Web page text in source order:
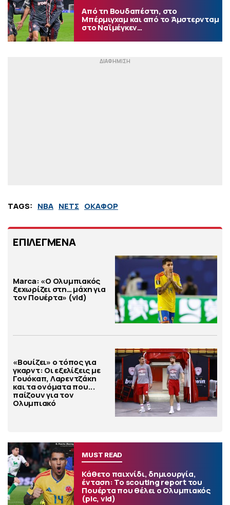
Από τη Βουδαπέστη, στο
Μπέρμιγχαμ και από το Άμστερνταμ
στο Ναϊμέγκεν…
TAGS: NBA ΝΕΤΣ ΟΚΑΦΟΡ
ΕΠΙΛΕΓΜΕΝΑ
Marca: «Ο Ολυμπιακός
ξεχωρίζει στη… μάχη για
τον Πουέρτα» (vid)
«Βουίζει» ο τόπος για
γκαρντ: Οι εξελίξεις με
Γουόκαπ, Λαρεντζάκη
και τα ονόματα που...
παίζουν για τον
Ολυμπιακό
MUST READ
Κάθετο παιχνίδι, δημιουργία,
ένταση: Το scouting report του
Πουέρτα που θέλει ο Ολυμπιακός
(pic, vid)